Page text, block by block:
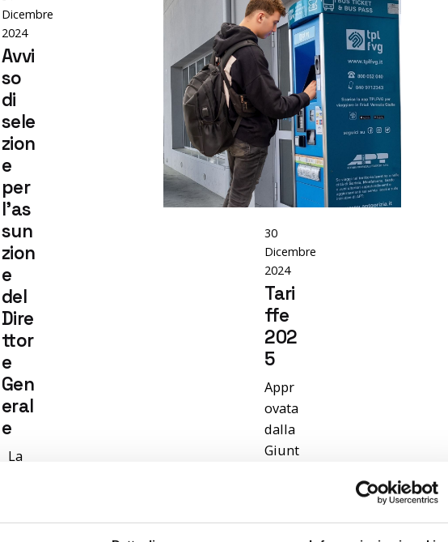
Dicembre
2024
Avvi
so
di
sele
zion
e
per
l'as
sun
zion
e
del
Dire
ttor
e
Gen
eral
e
La
e del
Posted
by
editor
30
Dicembre
2024
Tari
ffe
202
5
Appr
ovata
dalla
Giunt